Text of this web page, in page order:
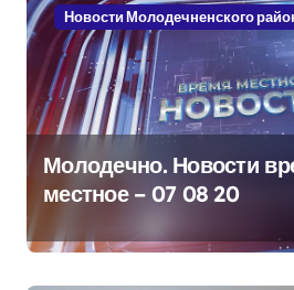
Новости Молодечненского
Молодечно. Новости
местное – 07 08 20